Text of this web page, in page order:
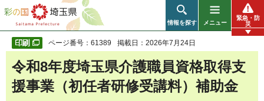
彩の国 埼玉県
情報を探す メニュー
緊急・防
災
ページ番号：61389 掲載日：2026年7月24日
令和8年度埼玉県介護職員資格取得支
援事業（初任者研修受講料）補助金